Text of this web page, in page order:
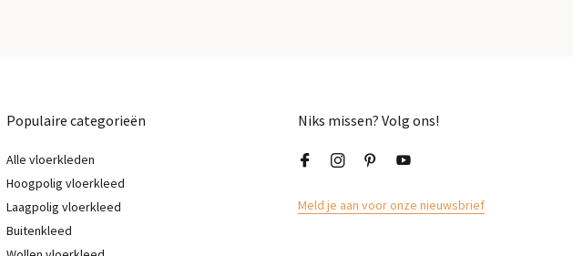
Populaire categorieën
Alle vloerkleden
Hoogpolig vloerkleed
Laagpolig vloerkleed
Buitenkleed
Niks missen? Volg ons!
Meld je aan voor onze nieuwsbrief